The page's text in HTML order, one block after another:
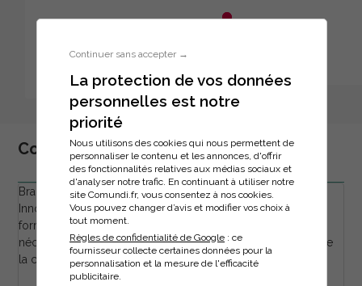
Continuer sans accepter →
La protection de vos données
personnelles est notre
priorité
Nous utilisons des cookies qui nous permettent de
personnaliser le contenu et les annonces, d'offrir
des fonctionnalités relatives aux médias sociaux et
d'analyser notre trafic. En continuant à utiliser notre
site Comundi.fr, vous consentez à nos cookies.
Vous pouvez changer d’avis et modifier vos choix à
tout moment.
Règles de confidentialité de Google : ce
fournisseur collecte certaines données pour la
personnalisation et la mesure de l'efficacité
publicitaire.
Inscription à la formation
Communication, marketing, digital, IA
Brand Content, Social Media Management, Big Data,
Innovation… À l'heure du live et du digital, ces expertises
forment plus que jamais un réseau de compétences qui
nécessite une vision transversale pour donner du sens et de
la cohérence à vos actions auprès de vos clients.